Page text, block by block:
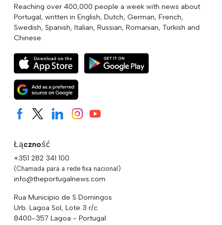
Reaching over 400,000 people a week with news about
Portugal, written in English, Dutch, German, French,
Swedish, Spanish, Italian, Russian, Romanian, Turkish and
Chinese.
Łączność
+351 282 341 100
(Chamada para a rede fixa nacional)
info@theportugalnews.com
Rua Municipio de S Domingos
Urb. Lagoa Sol, Lote 3 r/c
8400-357 Lagoa - Portugal